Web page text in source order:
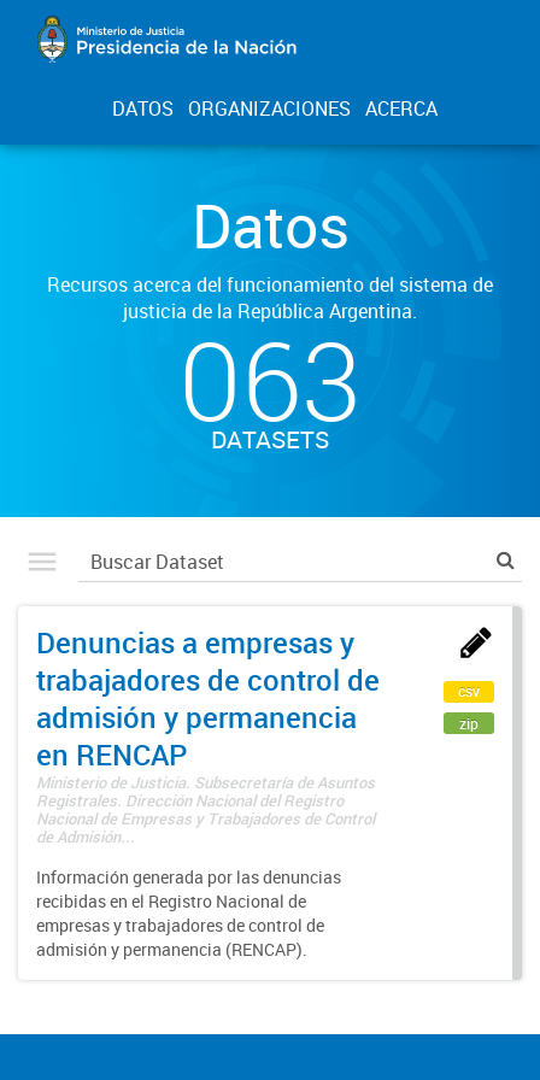
DATOS ORGANIZACIONES ACERCA
Datos
Recursos acerca del funcionamiento del sistema de
justicia de la República Argentina.
063
DATASETS
Denuncias a empresas y
trabajadores de control de
admisión y permanencia
en RENCAP
Ministerio de Justicia. Subsecretaría de Asuntos
Registrales. Dirección Nacional del Registro
Nacional de Empresas y Trabajadores de Control
de Admisión...
Información generada por las denuncias
recibidas en el Registro Nacional de
empresas y trabajadores de control de
admisión y permanencia (RENCAP).
csv
zip